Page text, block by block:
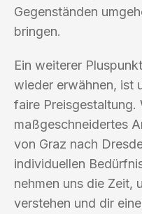
Gegenständen
bringen.
Ein weiterer
wieder erwähnen, ist
faire Preisgestaltung.
maßgeschneidertes
von Graz nach
individuellen
nehmen uns die Zeit,
verstehen und dir